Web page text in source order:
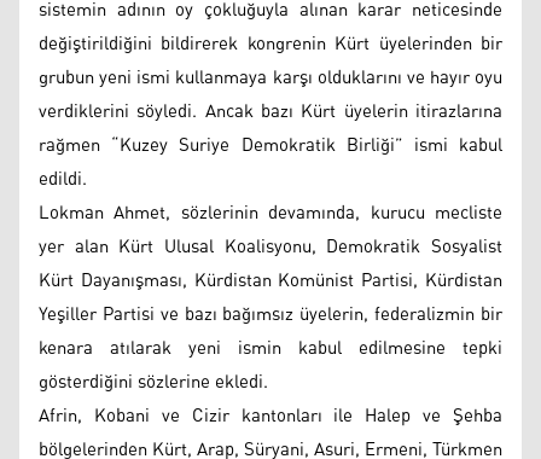
sistemin adının oy çokluğuyla alınan karar neticesinde
değiştirildiğini bildirerek kongrenin Kürt üyelerinden bir
grubun yeni ismi kullanmaya karşı olduklarını ve hayır oyu
verdiklerini söyledi. Ancak bazı Kürt üyelerin itirazlarına
rağmen “Kuzey Suriye Demokratik Birliği” ismi kabul
edildi.
Lokman Ahmet, sözlerinin devamında, kurucu mecliste
yer alan Kürt Ulusal Koalisyonu, Demokratik Sosyalist
Kürt Dayanışması, Kürdistan Komünist Partisi, Kürdistan
Yeşiller Partisi ve bazı bağımsız üyelerin, federalizmin bir
kenara atılarak yeni ismin kabul edilmesine tepki
gösterdiğini sözlerine ekledi.
Afrin, Kobani ve Cizir kantonları ile Halep ve Şehba
bölgelerinden Kürt, Arap, Süryani, Asuri, Ermeni, Türkmen